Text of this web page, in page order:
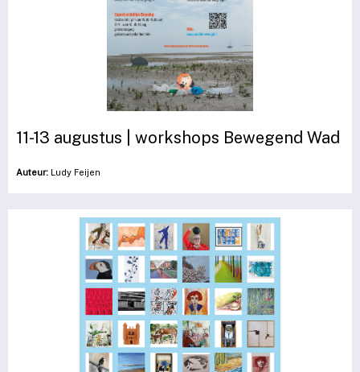
11-13 augustus | workshops Bewegend Wad
Auteur: Ludy Feijen